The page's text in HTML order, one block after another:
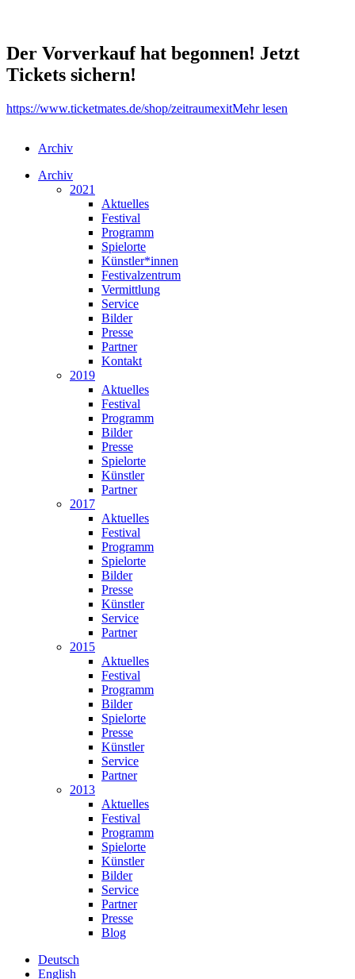
Der Vorverkauf hat begonnen! Jetzt
Tickets sichern!
https://www.ticketmates.de/shop/zeitraumexitMehr lesen
Archiv
Archiv
2021
Aktuelles
Festival
Programm
Spielorte
Künstler*innen
Festivalzentrum
Vermittlung
Service
Bilder
Presse
Partner
Kontakt
2019
Aktuelles
Festival
Programm
Bilder
Presse
Spielorte
Künstler
Partner
2017
Aktuelles
Festival
Programm
Spielorte
Bilder
Presse
Künstler
Service
Partner
2015
Aktuelles
Festival
Programm
Bilder
Spielorte
Presse
Künstler
Service
Partner
2013
Aktuelles
Festival
Programm
Spielorte
Künstler
Bilder
Service
Partner
Presse
Blog
Deutsch
English